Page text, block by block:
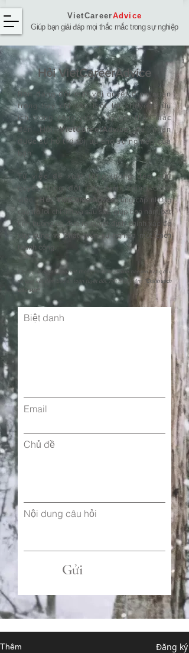
VietCareerAdvice
Giúp bạn giải đáp mọi thắc mắc trong sự nghiệp
Hỏi ​VietCareerAdvice
Bạn đang đối mặt với quyết định quan
trọng hay chỉ cần một lời khuyên hữu
ích trong công việc, hãy gửi thắc mắc
đếnHỏi VietCareerAdviceđể nhận
được sự hỗ trợ tối ưu cho sự nghiệp của
bạn.
Từ việc đề xuất tăng lương đến giải
quyết xung đột nảy sinh trong công
việc, HỏiVietCareerAdvicecung cấp những
câu trả lời chi tiết và sâu sắc, giúp bạn nắm bắt
tình huống và đưa ra quyết định chính xác để
xây dựng và phát triển sự nghiệp một cách
thành công.
Chúng tôi đặt sự bảo mật thông tin cá nhân của bạn lên hàng đầu
và cam kết đảm bảo an toàn tuyệt đối. Tìm hiểu thêm: " Chính sách
Bảo Mật"
Biệt danh
Email
Chủ đề
Nội dung câu hỏi
Gửi
Thêm Đăng ký